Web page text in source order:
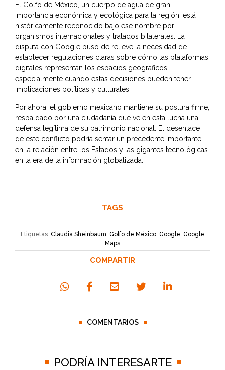
El Golfo de México, un cuerpo de agua de gran
importancia económica y ecológica para la región, está
históricamente reconocido bajo ese nombre por
organismos internacionales y tratados bilaterales. La
disputa con Google puso de relieve la necesidad de
establecer regulaciones claras sobre cómo las plataformas
digitales representan los espacios geográficos,
especialmente cuando estas decisiones pueden tener
implicaciones políticas y culturales.
Por ahora, el gobierno mexicano mantiene su postura firme,
respaldado por una ciudadanía que ve en esta lucha una
defensa legítima de su patrimonio nacional. El desenlace
de este conflicto podría sentar un precedente importante
en la relación entre los Estados y las gigantes tecnológicas
en la era de la información globalizada.
TAGS
Etiquetas: Claudia Sheinbaum, Golfo de México, Google, Google
Maps
COMPARTIR
COMENTARIOS
PODRÍA INTERESARTE